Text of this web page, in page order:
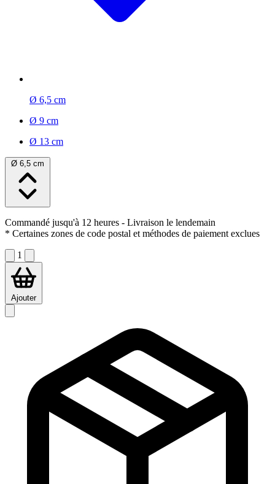
Ø 6,5 cm
Ø 9 cm
Ø 13 cm
Ø 6,5 cm
Commandé jusqu'à 12 heures - Livraison le lendemain
* Certaines zones de code postal et méthodes de paiement exclues
1
Ajouter